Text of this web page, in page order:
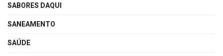
SABORES DAQUI
SANEAMENTO
SAÚDE